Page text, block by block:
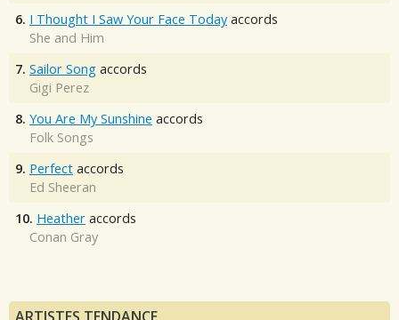
6. I Thought I Saw Your Face Today accords
She and Him
7. Sailor Song accords
Gigi Perez
8. You Are My Sunshine accords
Folk Songs
9. Perfect accords
Ed Sheeran
10. Heather accords
Conan Gray